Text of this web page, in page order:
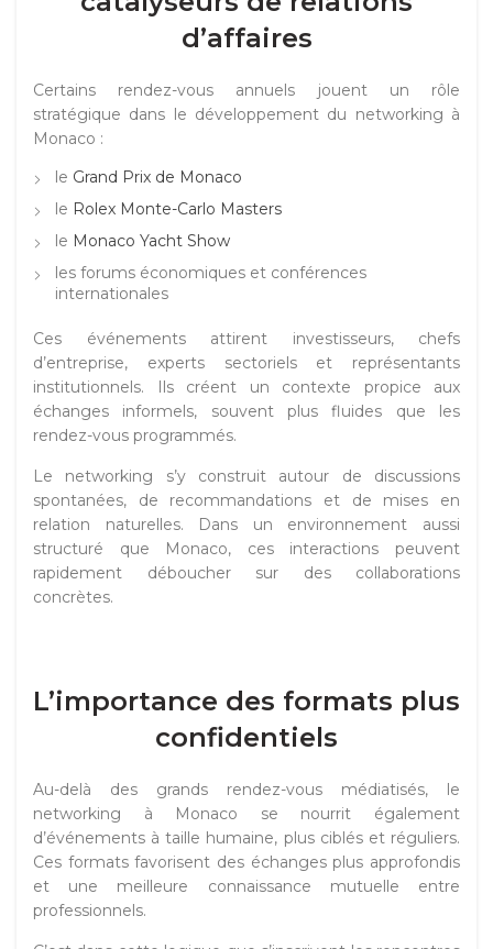
d’affaires
Certains rendez-vous annuels jouent un rôle
stratégique dans le développement du networking à
Monaco :
le Grand Prix de Monaco
le Rolex Monte-Carlo Masters
le Monaco Yacht Show
les forums économiques et conférences
internationales
Ces événements attirent investisseurs, chefs
d’entreprise, experts sectoriels et représentants
institutionnels. Ils créent un contexte propice aux
échanges informels, souvent plus fluides que les
rendez-vous programmés.
Le networking s’y construit autour de discussions
spontanées, de recommandations et de mises en
relation naturelles. Dans un environnement aussi
structuré que Monaco, ces interactions peuvent
rapidement déboucher sur des collaborations
concrètes.
L’importance des formats plus
confidentiels
Au-delà des grands rendez-vous médiatisés, le
networking à Monaco se nourrit également
d’événements à taille humaine, plus ciblés et réguliers.
Ces formats favorisent des échanges plus approfondis
et une meilleure connaissance mutuelle entre
professionnels.